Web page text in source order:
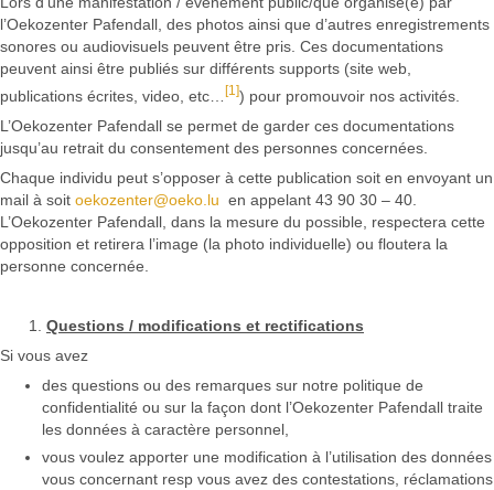
l’Oekozenter Pafendall, des photos ainsi que d’autres enregistrements
sonores ou audiovisuels peuvent être pris. Ces documentations
peuvent ainsi être publiés sur différents supports (site web,
publications écrites, video, etc…
[1]) pour promouvoir nos activités.
L’Oekozenter Pafendall se permet de garder ces documentations
jusqu’au retrait du consentement des personnes concernées.
Chaque individu peut s’opposer à cette publication soit en envoyant un
mail à soit oekozenter@oeko.lu en appelant 43 90 30 – 40.
L’Oekozenter Pafendall, dans la mesure du possible, respectera cette
opposition et retirera l’image (la photo individuelle) ou floutera la
personne concernée.
Questions / modifications et rectifications
Si vous avez
des questions ou des remarques sur notre politique de
confidentialité ou sur la façon dont l’Oekozenter Pafendall traite
les données à caractère personnel,
vous voulez apporter une modification à l’utilisation des données
vous concernant resp vous avez des contestations, réclamations